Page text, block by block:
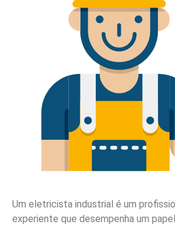
Um eletricista industrial é um
experiente que desempenha um